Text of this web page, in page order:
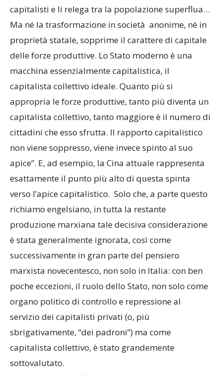
capitalisti e li relega tra la popolazione superflua…
Ma né la trasformazione in società anonime, né in
proprietà statale, sopprime il carattere di capitale
delle forze produttive. Lo Stato moderno è una
macchina essenzialmente capitalistica, il
capitalista collettivo ideale. Quanto più si
appropria le forze produttive, tanto più diventa un
capitalista collettivo, tanto maggiore è il numero di
cittadini che esso sfrutta. Il rapporto capitalistico
non viene soppresso, viene invece spinto al suo
apice”. E, ad esempio, la Cina attuale rappresenta
esattamente il punto più alto di questa spinta
verso l’apice capitalistico. Solo che, a parte questo
richiamo engelsiano, in tutta la restante
produzione marxiana tale decisiva considerazione
è stata generalmente ignorata, così come
successivamente in gran parte del pensiero
marxista novecentesco, non solo in Italia: con ben
poche eccezioni, il ruolo dello Stato, non solo come
organo politico di controllo e repressione al
servizio dei capitalisti privati (o, più
sbrigativamente, “dei padroni”) ma come
capitalista collettivo, è stato grandemente
sottovalutato.